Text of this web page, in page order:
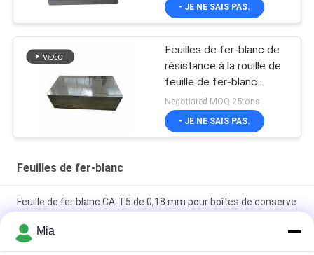
- JE NE SAIS PAS.
Feuilles de fer-blanc de
résistance à la rouille de
feuille de fer-blanc
électrolytique de
MR/bobines SPTE TFS
Negotiated MOQ:25tons
- JE NE SAIS PAS.
Feuilles de fer-blanc
Feuille de fer blanc CA-T5 de 0,18 mm pour boîtes de conserve
Des feuilles et bobines d'étain électrolytique pour l'emballage
Mia